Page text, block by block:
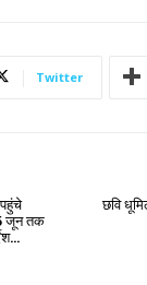
Twitter
पहुंचे
जून तक
छवि